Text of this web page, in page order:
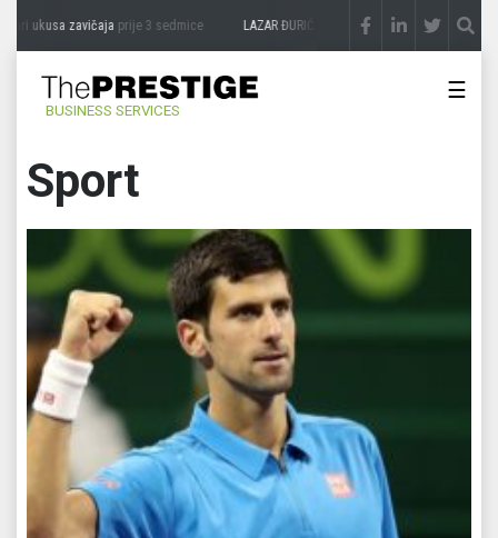
zavičaja prije 3 sedmice LAZAR ĐURIĆ: Promocija potencijal pretvara u
BUSINESS SERVICES
☰
Sport